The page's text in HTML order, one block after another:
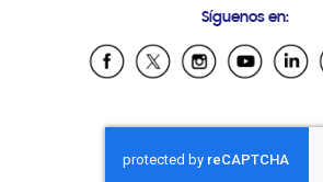
Samsung Ecuador
Samsung El Salvador
Samsung Honduras
Samsung Nicaragua
Síguenos en: